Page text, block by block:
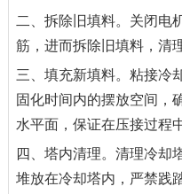
二、拆除旧填料。关闭电
筋，进而拆除旧填料，清
三、填充新填料。粘接冷
固化时间内的摆放空间，
水平面，保证在压接过程
四、塔内清理。清理冷却
堆放在冷却塔内，严禁践